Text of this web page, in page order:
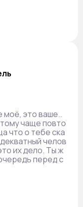
моё, это ваше..
чаще повто
что о тебе ска
челов
их дело. Ты ж
перед с